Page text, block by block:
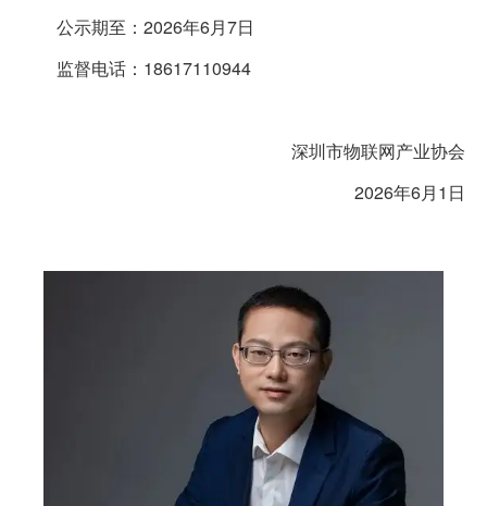
公示期至：2026年6月7日
监督电话：18617110944
深圳市物联网产业协会
2026年6月1日